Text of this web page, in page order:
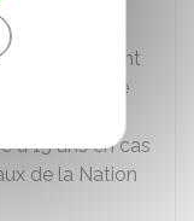
commis avant
ou dans le
de la
à 15 ans en cas
de la Nation